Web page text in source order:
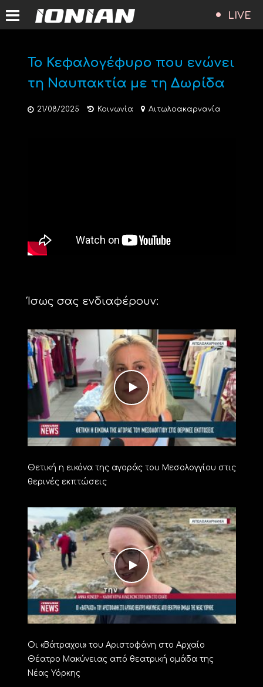
LIVE
Το Κεφαλογέφυρο που ενώνει
τη Ναυπακτία με τη Δωρίδα
21/08/2025 Κοινωνία Αιτωλοακαρνανία
Ίσως σας ενδιαφέρουν:
Θετική η εικόνα της αγοράς του Μεσολογγίου στις
θερινές εκπτώσεις
Οι «Βάτραχοι» του Αριστοφάνη στο Αρχαίο
Θέατρο Μακύνειας από θεατρική ομάδα της
Νέας Υόρκης